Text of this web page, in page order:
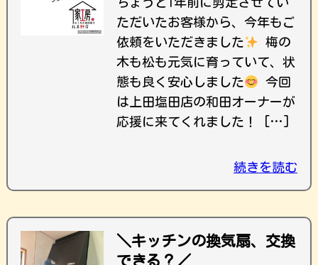
ただいたお客様から、今年もご
依頼をいただきました
梅の
木も松も元気に育っていて、状
態も良く安心しました
今回
は上田塩田店の和田オーナーが
応援に来てくれました！ […]
続きを読む
＼キッチンの換気扇、交換
できる？／